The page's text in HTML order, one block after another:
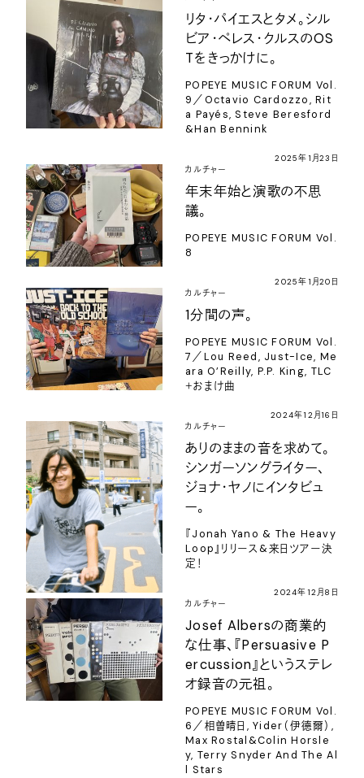
リタ・パイエスとタメ。シル
ビア・ペレス・クルスのOS
Tをきっかけに。
POPEYE MUSIC FORUM Vol.
9／Octavio Cardozzo, Rit
a Payés, Steve Beresford
&Han Bennink
2025年1月23日
カルチャー
年末年始と演歌の不思
議。
POPEYE MUSIC FORUM Vol.
8
2025年1月20日
カルチャー
1分間の声。
POPEYE MUSIC FORUM Vol.
7／Lou Reed, Just-Ice, Me
ara O’Reilly, P.P. King, TLC
＋おまけ曲
2024年12月16日
カルチャー
ありのままの音を求めて。
シンガーソングライター、
ジョナ・ヤノにインタビュ
ー。
『Jonah Yano & The Heavy
Loop』リリース&来日ツアー決
定！
2024年12月8日
カルチャー
Josef Albersの商業的
な仕事、『Persuasive P
ercussion』というステレ
オ録音の元祖。
POPEYE MUSIC FORUM Vol.
6／相曽晴日, Yider（伊德爾）,
Max Rostal&Colin Horsle
y, Terry Snyder And The Al
l Stars